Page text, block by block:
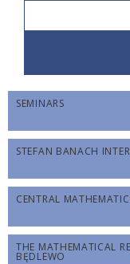
SEMINARS
STEFAN BANACH
CENTRAL
THE MATHEMATICAL
BĘDLEWO